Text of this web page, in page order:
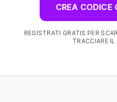
CREA CODICE
REGISTRATI GRATIS PER
TRACCIARE